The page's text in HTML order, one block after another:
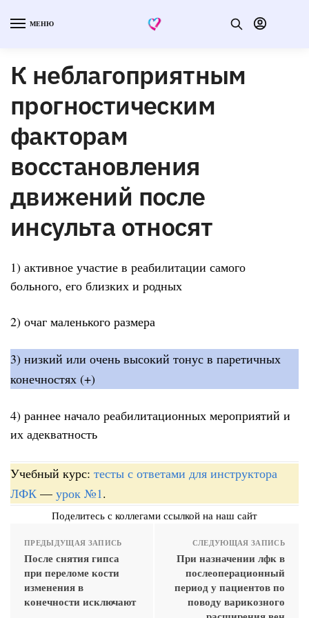
МЕНЮ
К неблагоприятным
прогностическим
факторам
восстановления
движений после
инсульта относят
1) активное участие в реабилитации самого
больного, его близких и родных
2) очаг маленького размера
3) низкий или очень высокий тонус в паретичных
конечностях (+)
4) раннее начало реабилитационных мероприятий и
их адекватность
Учебный курс: тесты с ответами для инструктора
ЛФК — урок №1.
Поделитесь с коллегами ссылкой на наш сайт
ПРЕДЫДУЩАЯ ЗАПИСЬ
После снятия гипса
при переломе кости
изменения в
конечности исключают
СЛЕДУЮЩАЯ ЗАПИСЬ
При назначении лфк в
послеоперационный
период у пациентов по
поводу варикозного